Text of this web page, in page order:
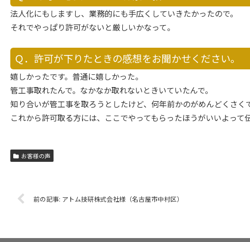
法人化にもしますし、業務的にも手広くしていきたかったので。
それでやっぱり許可がないと厳しいかなって。
Ｑ．許可が下りたときの感想をお聞かせください。
嬉しかったです。普通に嬉しかった。
管工事取れたんで。なかなか取れないときいていたんで。
知り合いが管工事を取ろうとしたけど、何年前かのがめんどくさく
これから許可取る方には、ここでやってもらったほうがいいよって
お客様の声
アトム技研株式会社様（名古屋市中村区）